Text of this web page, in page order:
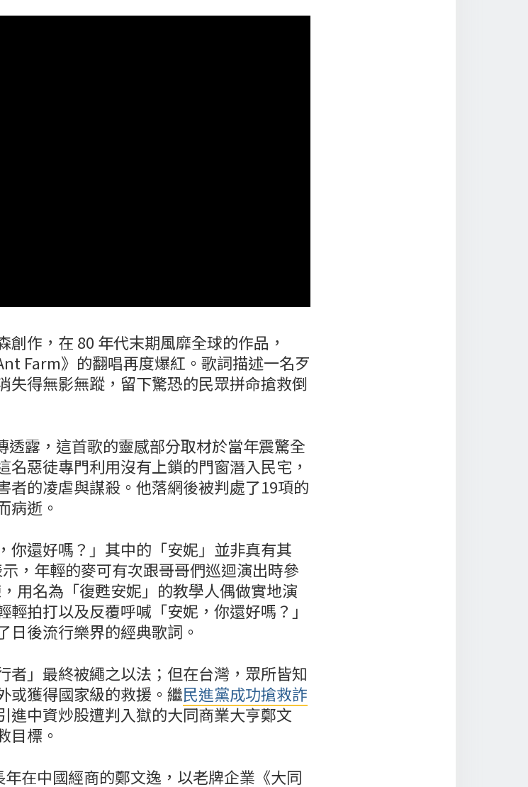
創作，在 80 年代末期風靡全球的作品，
Farm》的翻唱再度爆紅。歌詞描述一名歹
失得無影無蹤，留下驚恐的民眾拼命搶救倒
露，這首歌的靈感部分取材於當年震驚全
惡徒專門利用沒有上鎖的門窗潛入民宅，
者的凌虐與謀殺。他落網後被判處了19項的
病逝。
你還好嗎？」其中的「安妮」並非真有其
，年輕的麥可有次跟哥哥們巡迴演出時參
用名為「復甦安妮」的教學人偶做實地演
拍打以及反覆呼喊「安妮，你還好嗎？」
日後流行樂界的經典歌詞。
者」最終被繩之以法；但在台灣，眾所皆知
或獲得國家級的救援。繼民進黨成功搶救詐
進中資炒股遭判入獄的大同商業大亨鄭文
目標。
在中國經商的鄭文逸，以老牌企業《大同